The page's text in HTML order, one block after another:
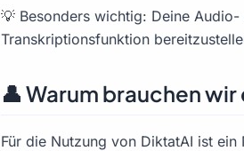
💡 Besonders wichtig: Deine
Transkriptionsfunktion
👤 Warum brauchen
Für die Nutzung von DiktatAI ist